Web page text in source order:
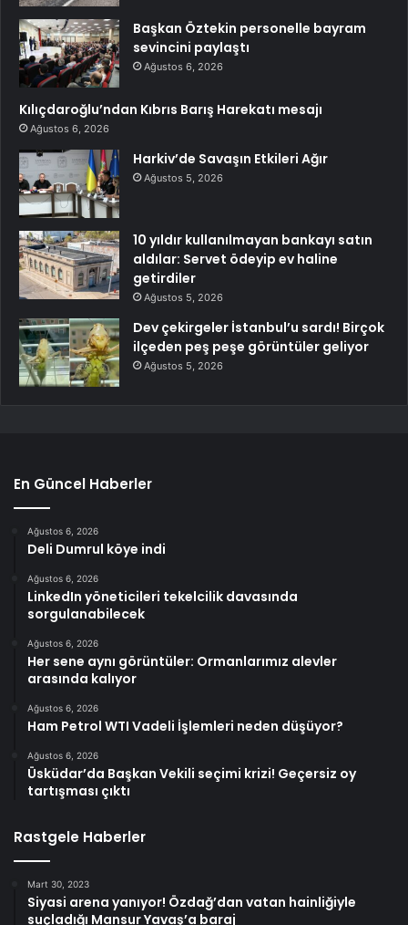
Başkan Öztekin personelle bayram
sevincini paylaştı
Ağustos 6, 2026
Kılıçdaroğlu’ndan Kıbrıs Barış Harekatı mesajı
Ağustos 6, 2026
Harkiv’de Savaşın Etkileri Ağır
Ağustos 5, 2026
10 yıldır kullanılmayan bankayı satın
aldılar: Servet ödeyip ev haline
getirdiler
Ağustos 5, 2026
Dev çekirgeler İstanbul’u sardı! Birçok
ilçeden peş peşe görüntüler geliyor
Ağustos 5, 2026
En Güncel Haberler
Ağustos 6, 2026
Deli Dumrul köye indi
Ağustos 6, 2026
LinkedIn yöneticileri tekelcilik davasında
sorgulanabilecek
Ağustos 6, 2026
Her sene aynı görüntüler: Ormanlarımız alevler
arasında kalıyor
Ağustos 6, 2026
Ham Petrol WTI Vadeli İşlemleri neden düşüyor?
Ağustos 6, 2026
Üsküdar’da Başkan Vekili seçimi krizi! Geçersiz oy
tartışması çıktı
Rastgele Haberler
Mart 30, 2023
Siyasi arena yanıyor! Özdağ’dan vatan hainliğiyle
suçladığı Mansur Yavaş’a baraj